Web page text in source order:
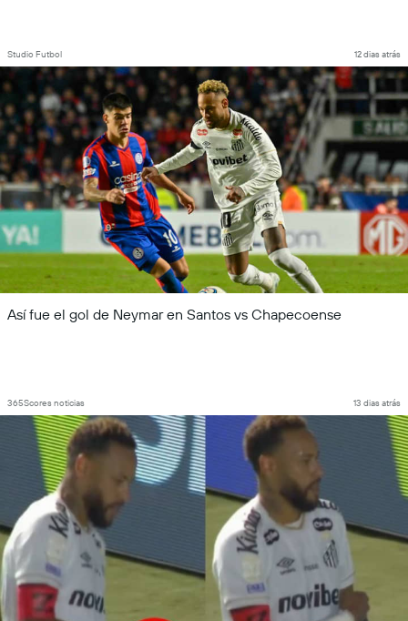
Studio Futbol 12 dias atrás
Así fue el gol de Neymar en Santos vs Chapecoense
365Scores noticias 13 dias atrás